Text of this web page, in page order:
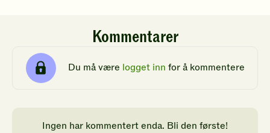
Kommentarer
Du må være logget inn for å kommentere
Ingen har kommentert enda. Bli den første!